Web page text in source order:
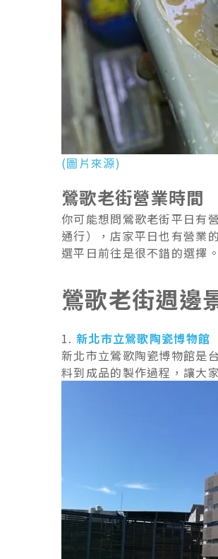
(圖片來源)
鶯歌老街營業時間
你可能想問鶯歌老街平日有
通行），店家平日也有營業
選平日前往是很不錯的選擇。
鶯歌老街週邊
1. 新北市立鶯歌陶瓷博物館
新北市立鶯歌陶瓷博物館是
料到成品的製作過程，讓大